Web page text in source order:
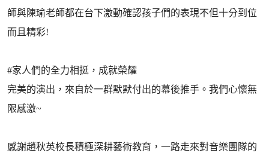
師與陳瑜老師都在台下激動確認孩子們的表現不但十分到位
而且精彩!
#家人們的全力相挺，成就榮耀
完美的演出，來自於一群默默付出的幕後推手。我們心懷無
限感激~
感謝趙秋英校長積極深耕藝術教育，一路走來對音樂團隊的